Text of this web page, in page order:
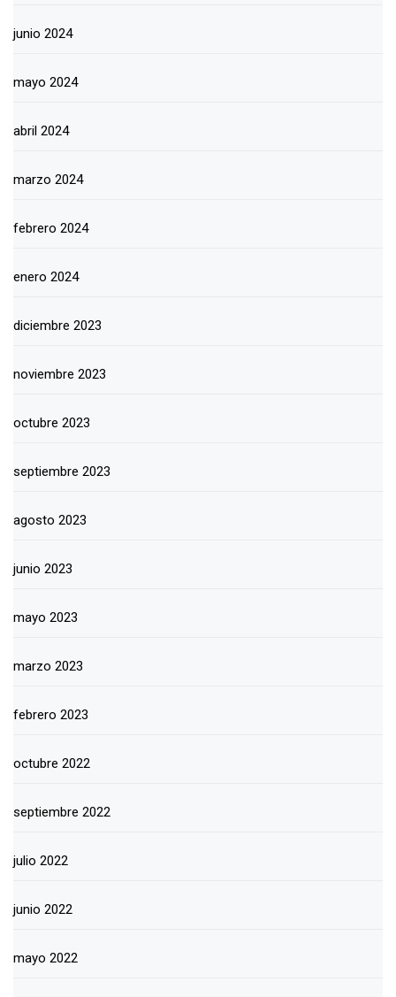
junio 2024
mayo 2024
abril 2024
marzo 2024
febrero 2024
enero 2024
diciembre 2023
noviembre 2023
octubre 2023
septiembre 2023
agosto 2023
junio 2023
mayo 2023
marzo 2023
febrero 2023
octubre 2022
septiembre 2022
julio 2022
junio 2022
mayo 2022